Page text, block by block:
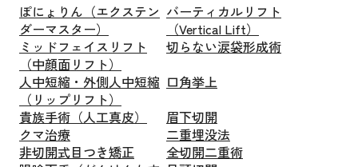
ぽにょりん（エクステン
ダーマスター）
バーティカルリフト
（Vertical Lift）
ミッドフェイスリフト
（中顔面リフト）
切らない涙袋形成術
人中短縮・外側人中短縮
（リップリフト）
口角挙上
貴族手術（人工真皮）
眉下切開
クマ治療
二重埋没法
非切開式目つき矯正
全切開二重術